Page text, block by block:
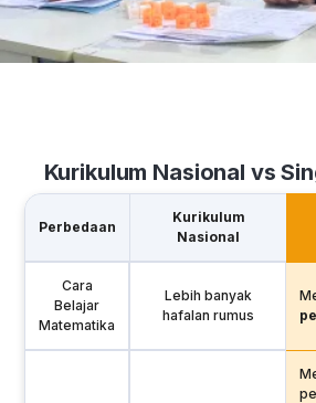
Kurikulum Nasional vs
Perbedaan
Kurikulum
Nasional
Cara
Belajar
Matematika
Lebih banyak
hafalan rumus